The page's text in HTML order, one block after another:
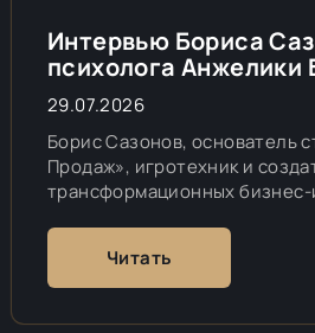
Интервью Бориса
психолога Анжелики
29.07.2026
Борис Сазонов, основатель
Продаж», игротехник и
трансформационных бизнес-
Читать